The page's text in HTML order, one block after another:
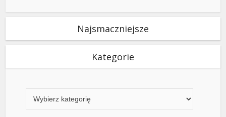
Najsmaczniejsze
Kategorie